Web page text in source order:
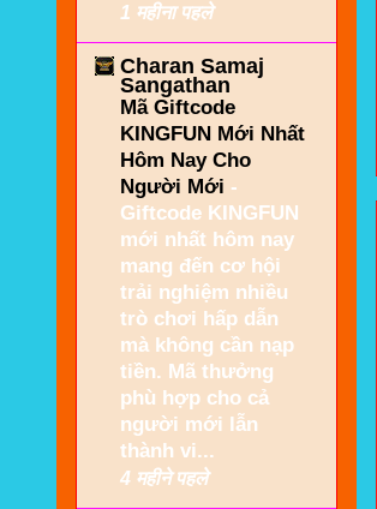
1 महीना पहले
Charan Samaj
Sangathan
Mã Giftcode
KINGFUN Mới Nhất
Hôm Nay Cho
Người Mới -
Giftcode KINGFUN
mới nhất hôm nay
mang đến cơ hội
trải nghiệm nhiều
trò chơi hấp dẫn
mà không cần nạp
tiền. Mã thưởng
phù hợp cho cả
người mới lẫn
thành vi...
4 महीने पहले